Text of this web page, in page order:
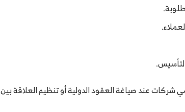
عند صياغة العقود الدولية أو تنظيم العلاقة